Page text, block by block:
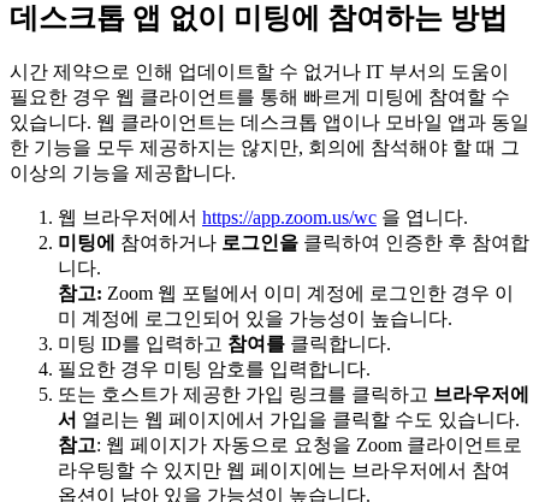
데스크톱 앱 없이 미팅에 참여하는 방법
시간 제약으로 인해 업데이트할 수 없거나 IT 부서의 도움이
필요한 경우 웹 클라이언트를 통해 빠르게 미팅에 참여할 수
있습니다. 웹 클라이언트는 데스크톱 앱이나 모바일 앱과 동일
한 기능을 모두 제공하지는 않지만, 회의에 참석해야 할 때 그
이상의 기능을 제공합니다.
웹 브라우저에서 https://app.zoom.us/wc 을 엽니다.
미팅에
참여하거나 로그인을 클릭하여 인증한 후 참여합
니다.
참고: Zoom 웹 포털에서 이미 계정에 로그인한 경우 이
미 계정에 로그인되어 있을 가능성이 높습니다.
미팅 ID를 입력하고 참여를 클릭합니다.
필요한 경우 미팅 암호를 입력합니다.
또는 호스트가 제공한 가입 링크를 클릭하고 브라우저에
서 열리는 웹 페이지에서 가입을 클릭할 수도 있습니다.
참고: 웹 페이지가 자동으로 요청을 Zoom 클라이언트로
라우팅할 수 있지만 웹 페이지에는 브라우저에서 참여
옵션이 남아 있을 가능성이 높습니다.